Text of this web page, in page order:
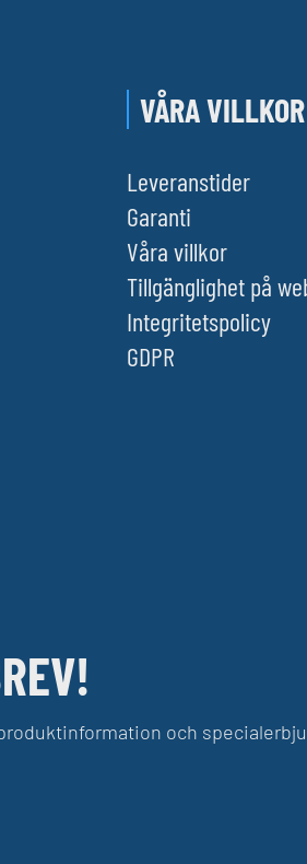
och
VÅRA VILLKOR
Leveranstider
Garanti
Våra villkor
Tillgänglighet på
Integritetspolicy
GDPR